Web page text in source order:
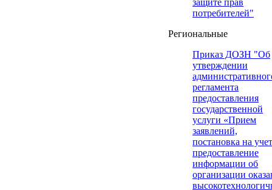
защите прав
потребителей"
Региональные
Приказ ДОЗН "Об
утверждении
регламента
предоставления
государственной
услуги «Прием
заявлений,
постановка на
предоставление
информации об
организации